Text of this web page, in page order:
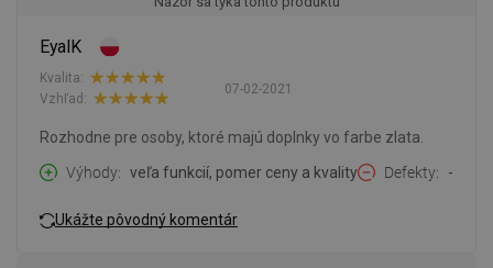
EyalK
07-02-2021
Kvalita:
Vzhľad:
Rozhodne pre osoby, ktoré majú doplnky vo farbe zlata.
Výhody
veľa funkcií, pomer ceny a kvality Defekty -
Ukážte pôvodný komentár